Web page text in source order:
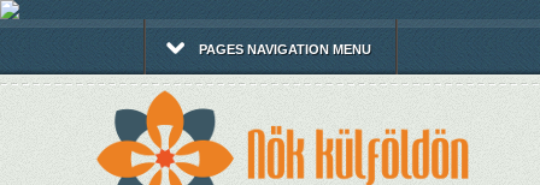
PAGES NAVIGATION MENU